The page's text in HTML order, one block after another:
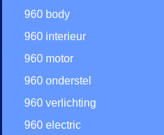
960 body
960 interieur
960 motor
960 onderstel
960 verlichting
960 electric